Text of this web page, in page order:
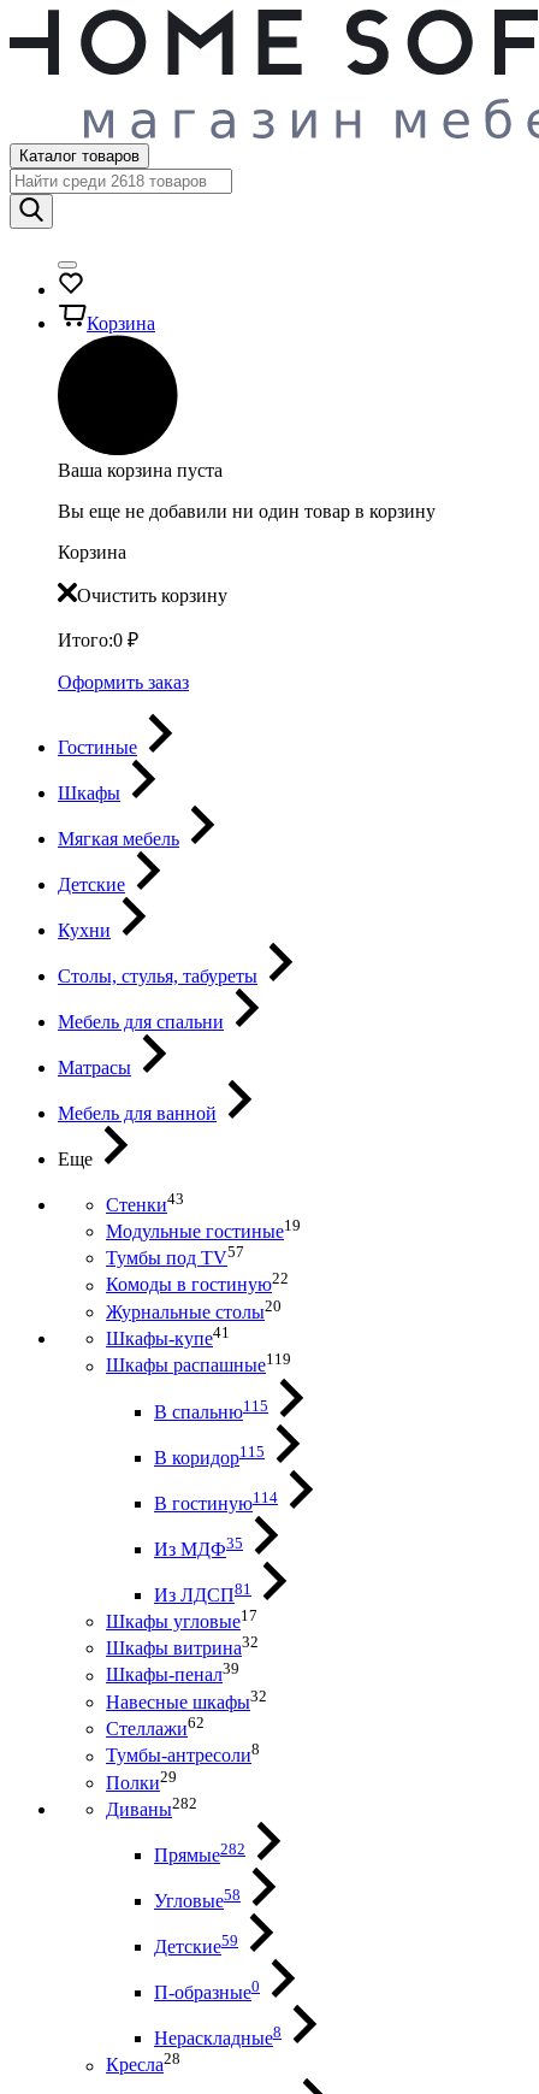
Каталог товаров
Корзина
Ваша корзина пуста
Вы еще не добавили ни один товар в корзину
Корзина
Очистить корзину
Итого:0 ₽
Оформить заказ
Гостиные
Шкафы
Мягкая мебель
Детские
Кухни
Столы, стулья, табуреты
Мебель для спальни
Матрасы
Мебель для ванной
Еще
Стенки43
Модульные гостиные19
Тумбы под ТV57
Комоды в гостиную22
Журнальные столы20
Шкафы-купе41
Шкафы распашные119
В спальню115
В коридор115
В гостиную114
Из МДФ35
Из ЛДСП81
Шкафы угловые17
Шкафы витрина32
Шкафы-пенал39
Навесные шкафы32
Стеллажи62
Тумбы-антресоли8
Полки29
Диваны282
Прямые282
Угловые58
Детские59
П-образные0
Нераскладные8
Кресла28